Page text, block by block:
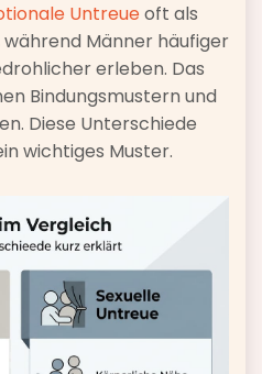
Untreue oft als
Männer häufiger
erleben. Das
Bindungsmustern und
Diese Unterschiede
wichtiges Muster.